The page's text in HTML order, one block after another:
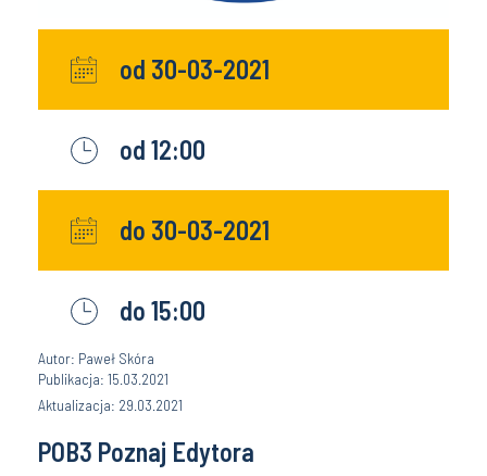
od 30-03-2021
od 12:00
do 30-03-2021
do 15:00
Autor: Paweł Skóra
Publikacja: 15.03.2021
Aktualizacja: 29.03.2021
POB3 Poznaj Edytora